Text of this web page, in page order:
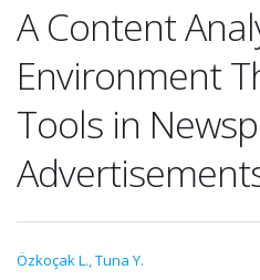
A Content
Environment
Tools in
Özkoçak L.,Tuna Y.